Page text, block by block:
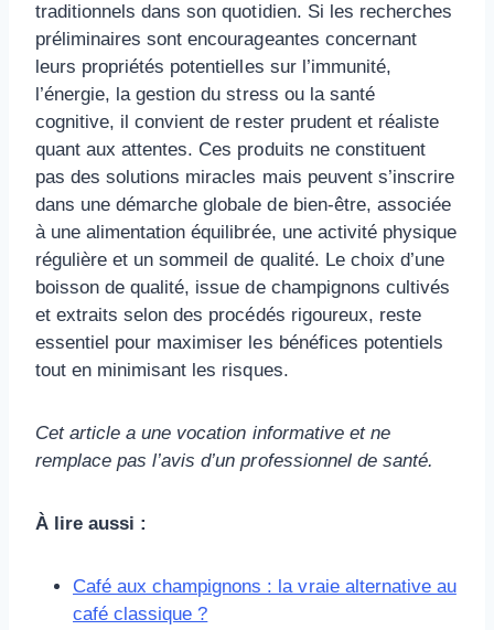
traditionnels dans son quotidien. Si les recherches
préliminaires sont encourageantes concernant
leurs propriétés potentielles sur l’immunité,
l’énergie, la gestion du stress ou la santé
cognitive, il convient de rester prudent et réaliste
quant aux attentes. Ces produits ne constituent
pas des solutions miracles mais peuvent s’inscrire
dans une démarche globale de bien-être, associée
à une alimentation équilibrée, une activité physique
régulière et un sommeil de qualité. Le choix d’une
boisson de qualité, issue de champignons cultivés
et extraits selon des procédés rigoureux, reste
essentiel pour maximiser les bénéfices potentiels
tout en minimisant les risques.
Cet article a une vocation informative et ne
remplace pas l’avis d’un professionnel de santé.
À lire aussi :
Café aux champignons : la vraie alternative au
café classique ?